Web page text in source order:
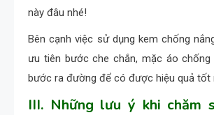
này đâu nhé!
Bên cạnh việc sử dụng kem chống
ưu tiên bước che chắn, mặc áo chống
bước ra đường để có được hiệu quả tốt
III. Những lưu ý khi chăm